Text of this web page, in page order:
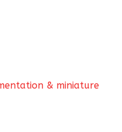
& miniature